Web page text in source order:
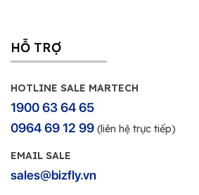
HỖ TRỢ
HOTLINE SALE MARTECH
1900 63 64 65
0964 69 12 99 (liên hệ trực tiếp)
EMAIL SALE
sales@bizfly.vn